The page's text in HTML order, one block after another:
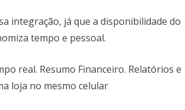
integração, já que a disponibilidade do
tempo e pessoal.
real. Resumo Financeiro. Relatórios e
loja no mesmo celular